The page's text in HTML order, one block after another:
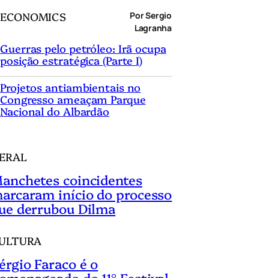
ECONOMICS
Por Sergio
Lagranha
Guerras pelo petróleo: Irã ocupa
posição estratégica (Parte I)
Projetos antiambientais no
Congresso ameaçam Parque
Nacional do Albardão
coincidentes
início do processo
derrubou Dilma
Faraco é o